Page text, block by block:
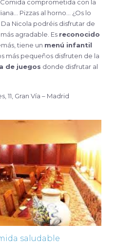
comprometida con la
Pizzas al horno… ¿Os lo
Nicola podréis disfrutar de
agradable. Es reconocido
tiene un menú infantil
más pequeños disfruten de la
de juegos donde disfrutar al
11, Gran Vía – Madrid
saludable